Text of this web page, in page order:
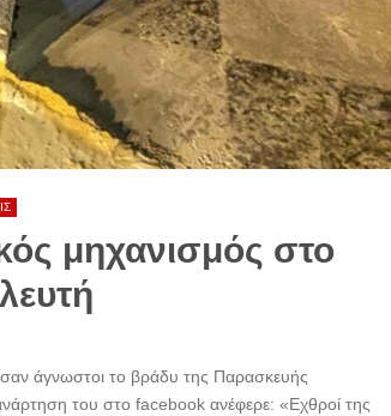
μηχανισμός στο
άγνωστοι το βράδυ της Παρασκευής
του στο facebook ανέφερε: «Εχθροί της